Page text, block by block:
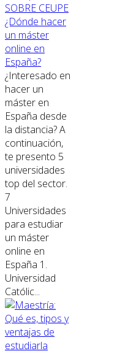
SOBRE CEUPE
¿Dónde hacer
un máster
online en
España?
¿Interesado en
hacer un
máster en
España desde
la distancia? A
continuación,
te presento 5
universidades
top del sector.
7
Universidades
para estudiar
un máster
online en
España 1.
Universidad
Católic...